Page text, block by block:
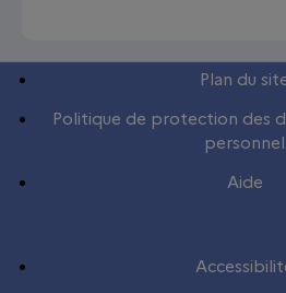
Plan du
Politique de protection des
personnel
Aide